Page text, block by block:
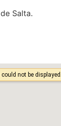
Salta.